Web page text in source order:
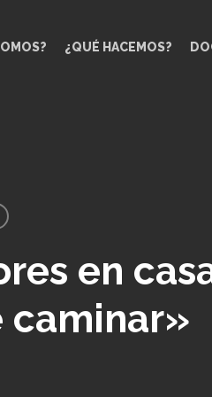
¿QUÉ HACEMOS?
en
caminar»